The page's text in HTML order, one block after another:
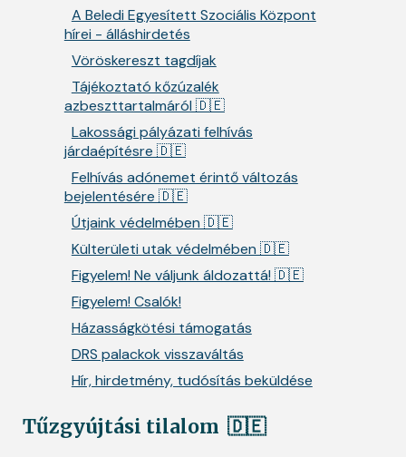
A Beledi Egyesített Szociális Központ
hírei - álláshirdetés
Vöröskereszt tagdíjak
Tájékoztató kőzúzalék
azbeszttartalmáról 🇩🇪
Lakossági pályázati felhívás
járdaépítésre 🇩🇪
Felhívás adónemet érintő változás
bejelentésére 🇩🇪
Útjaink védelmében 🇩🇪
Külterületi utak védelmében 🇩🇪
Figyelem! Ne váljunk áldozattá! 🇩🇪
Figyelem! Csalók!
Házasságkötési támogatás
DRS palackok visszaváltás
Hír, hirdetmény, tudósítás beküldése
Tűzgyújtási tilalom 🇩🇪